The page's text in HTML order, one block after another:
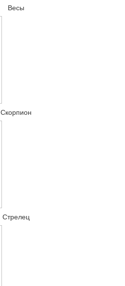
Весы
Скорпион
Стрелец